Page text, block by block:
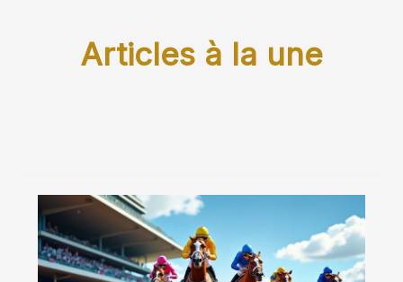
Articles à la une